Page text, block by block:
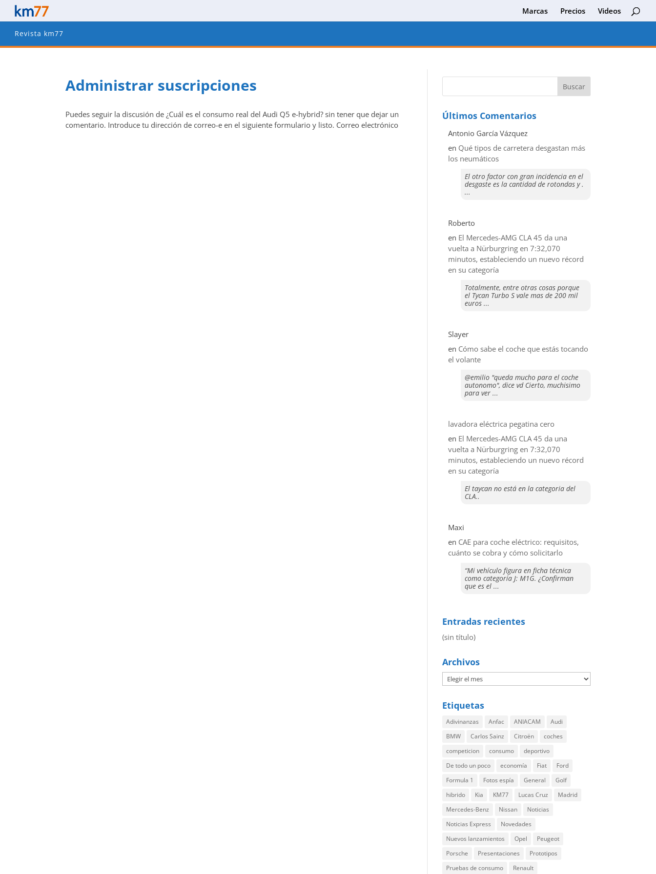
Marcas Precios Videos
Revista km77
Administrar suscripciones
Puedes seguir la discusión de ¿Cuál es el consumo real del Audi Q5 e-hybrid? sin tener que dejar un
comentario. Introduce tu dirección de correo-e en el siguiente formulario y listo. Correo electrónico
Últimos Comentarios
Antonio García Vázquez
en Qué tipos de carretera desgastan más
los neumáticos
El otro factor con gran incidencia en el
desgaste es la cantidad de rotondas y .
...
Roberto
en El Mercedes-AMG CLA 45 da una
vuelta a Nürburgring en 7:32,070
minutos, estableciendo un nuevo récord
en su categoría
Totalmente, entre otras cosas porque
el Tycan Turbo S vale mas de 200 mil
euros ...
Slayer
en ​Cómo sabe el coche que estás tocando
el volante
@emilio "queda mucho para el coche
autonomo", dice vd Cierto, muchisimo
para ver ...
lavadora eléctrica pegatina cero
en El Mercedes-AMG CLA 45 da una
vuelta a Nürburgring en 7:32,070
minutos, estableciendo un nuevo récord
en su categoría
El taycan no está en la categoria del
CLA..
Maxi
en CAE para coche eléctrico: requisitos,
cuánto se cobra y cómo solicitarlo
“Mi vehículo figura en ficha técnica
como categoría J: M1G. ¿Confirman
que es el ...
Entradas recientes
(sin título)
Archivos
Etiquetas
Adivinanzas Anfac ANIACAM
Audi
BMW
Carlos Sainz Citroën
coches
competicion
consumo
deportivo
De todo un poco
economía Fiat
Ford
Formula 1
Fotos espía General
Golf
hibrido
Kia KM77 Lucas Cruz
Madrid
Mercedes-Benz
Nissan
Noticias
Noticias Express
Novedades
Nuevos lanzamientos
Opel
Peugeot
Porsche
Presentaciones
Prototipos
Pruebas de consumo
Renault